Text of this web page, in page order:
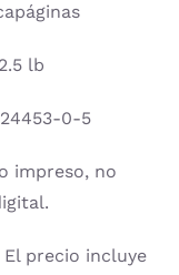
lb
0-5
impreso, no
precio incluye